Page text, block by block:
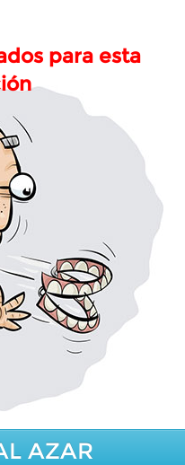
para esta
AZAR